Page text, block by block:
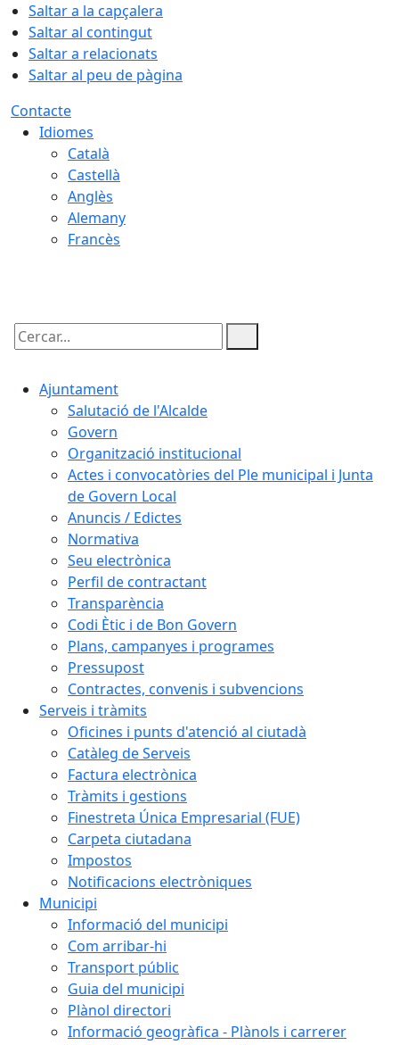
Saltar a la capçalera
Saltar al contingut
Saltar a relacionats
Saltar al peu de pàgina
Contacte
Idiomes
Català
Castellà
Anglès
Alemany
Francès
Cercar:
Ajuntament
Salutació de l'Alcalde
Govern
Organització institucional
Actes i convocatòries del Ple municipal i Junta
de Govern Local
Anuncis / Edictes
Normativa
Seu electrònica
Perfil de contractant
Transparència
Codi Ètic i de Bon Govern
Plans, campanyes i programes
Pressupost
Contractes, convenis i subvencions
Serveis i tràmits
Oficines i punts d'atenció al ciutadà
Catàleg de Serveis
Factura electrònica
Tràmits i gestions
Finestreta Única Empresarial (FUE)
Carpeta ciutadana
Impostos
Notificacions electròniques
Municipi
Informació del municipi
Com arribar-hi
Transport públic
Guia del municipi
Plànol directori
Informació geogràfica - Plànols i carrerer